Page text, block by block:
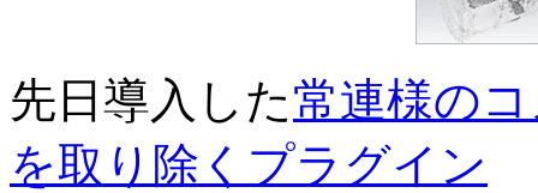
先日導入した常連様の
を取り除くプラグイン